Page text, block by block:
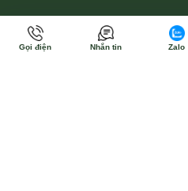
Gọi điện Nhắn tin Zalo